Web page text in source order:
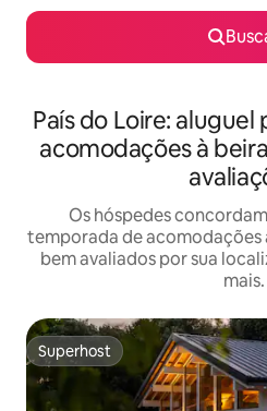
País do Loire:
acomodações à
Os hóspedes
temporada de
bem avaliados por sua
mais.
Superhost
Superhost